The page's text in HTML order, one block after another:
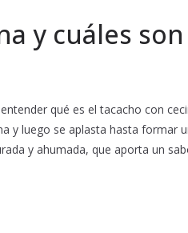
y cuáles
qué es el tacacho con
y luego se aplasta hasta formar
y ahumada, que aporta un